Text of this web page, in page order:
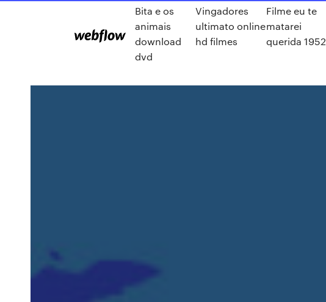
Bita e os
animais
download
dvd
Vingadores
ultimato online
hd filmes
Filme eu te
matarei
querida 1952